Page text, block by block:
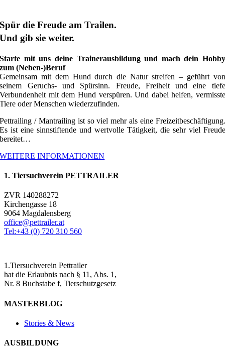
Spür die Freude am Trailen.
Und gib sie weiter.
Starte mit uns deine Trainerausbildung und mach dein Hobby
zum (Neben-)Beruf
Gemeinsam mit dem Hund durch die Natur streifen – geführt von
seinem Geruchs- und Spürsinn. Freude, Freiheit und eine tiefe
Verbundenheit mit dem Hund verspüren. Und dabei helfen, vermisste
Tiere oder Menschen wiederzufinden.
Pettrailing / Mantrailing ist so viel mehr als eine Freizeitbeschäftigung.
Es ist eine sinnstiftende und wertvolle Tätigkeit, die sehr viel Freude
bereitet…
WEITERE INFORMATIONEN
1. Tiersuchverein PETTRAILER
ZVR 140288272
Kirchengasse 18
9064 Magdalensberg
office@pettrailer.at
Tel:+43 (0) 720 310 560
1.Tiersuchverein Pettrailer
hat die Erlaubnis nach § 11, Abs. 1,
Nr. 8 Buchstabe f, Tierschutzgesetz
MASTERBLOG
Stories & News
AUSBILDUNG